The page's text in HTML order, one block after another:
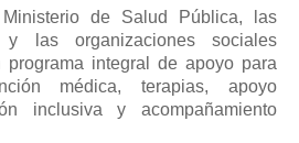
de Salud Pública, las
y las organizaciones sociales
integral de apoyo para
médica, terapias, apoyo
inclusiva y acompañamiento